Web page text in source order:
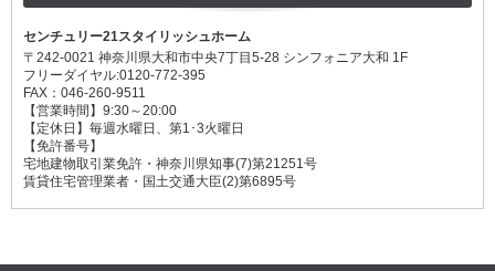
お問い合わせ
個人情報保護方針
サイトマップ
センチュリー21スタイリッシュホーム
〒242-0021 神奈川県大和市中央7丁目5-28 シンフォニア大和 1F
フリーダイヤル:0120-772-395
FAX：046-260-9511
【営業時間】9:30～20:00
【定休日】毎週水曜日、第1･3火曜日
【免許番号】
宅地建物取引業免許・神奈川県知事(7)第21251号
賃貸住宅管理業者・国土交通大臣(2)第6895号